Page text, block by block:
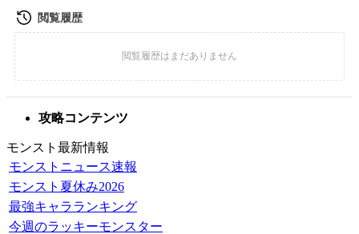
攻略コンテンツ
モンスト最新情報
モンストニュース速報
モンスト夏休み2026
最強キャラランキング
今週のラッキーモンスター